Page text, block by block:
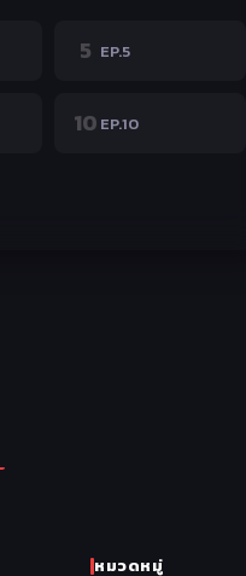
5 EP.5
10 EP.10
หมวดหมู่